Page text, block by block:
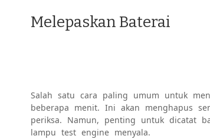
Melepaskan Baterai
Salah satu cara paling umum untuk
beberapa menit. Ini akan menghapus
periksa. Namun, penting untuk dicatat
lampu test engine menyala.